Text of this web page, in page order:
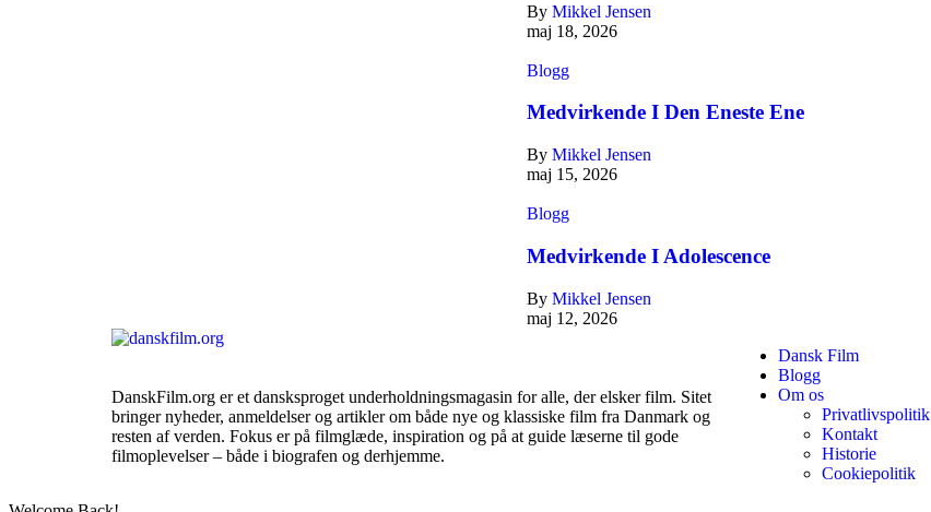
By Mikkel Jensen
maj 18, 2026
Blogg
Medvirkende I Den Eneste Ene
By Mikkel Jensen
maj 15, 2026
Blogg
Medvirkende I Adolescence
By Mikkel Jensen
maj 12, 2026
DanskFilm.org er et dansksproget underholdningsmagasin for alle, der elsker film. Sitet
bringer nyheder, anmeldelser og artikler om både nye og klassiske film fra Danmark og
resten af verden. Fokus er på filmglæde, inspiration og på at guide læserne til gode
filmoplevelser – både i biografen og derhjemme.
Dansk Film
Blogg
Om os
Privatlivspolitik
Kontakt
Historie
Cookiepolitik